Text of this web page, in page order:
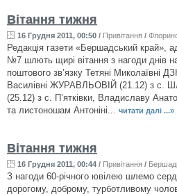
Вітання тижня
16 Грудня 2011, 00:50 / Привітання /
Редакція газети «Бершадський край»,
№7 шлють щирі вітання з нагоди днів
поштового зв’язку Тетяні Миколаївні
Василівні ЖУРАВЛЬОВІЙ (21.12) з с.
(25.12) з с. П’ятківки, Владиславу
та листоношам Антоніні... читати далі ...»
Вітання тижня
16 Грудня 2011, 00:44 / Привітання /
З нагоди 60-річного ювілею шлемо
дорогому, доброму, турботливому